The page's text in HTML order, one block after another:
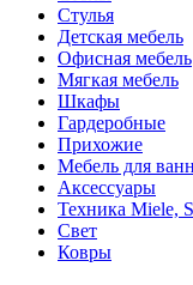
Стулья
Детская мебель
Офисная мебель
Мягкая мебель
Шкафы
Гардеробные
Прихожие
Мебель для
Аксессуары
Техника Miele,
Свет
Ковры